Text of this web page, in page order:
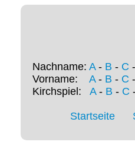
Nachname: A- B - C -
Vorname: A- B - C -
Kirchspiel: A- B - C
Startseite